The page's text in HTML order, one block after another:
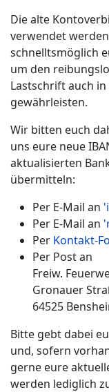
Die alte
verwendet
schnelltsmöglich
um den
Lastschrift auch
gewährleisten.
Wir bitten euch
uns eure neue
aktualisierten
übermitteln:
Per E-Mail an
Per E-Mail an
Per Kontakt-
Per Post an
Freiw.
Gronauer
64525
Bitte gebt dabei
und, sofern
gerne eure
werden lediglich